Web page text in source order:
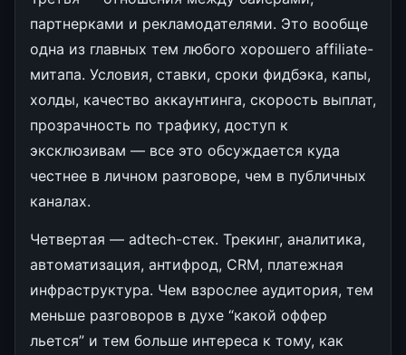
партнерками и рекламодателями. Это вообще
одна из главных тем любого хорошего affiliate-
митапа. Условия, ставки, сроки фидбэка, капы,
холды, качество аккаунтинга, скорость выплат,
прозрачность по трафику, доступ к
эксклюзивам — все это обсуждается куда
честнее в личном разговоре, чем в публичных
каналах.
Четвертая — adtech-стек. Трекинг, аналитика,
автоматизация, антифрод, CRM, платежная
инфраструктура. Чем взрослее аудитория, тем
меньше разговоров в духе “какой оффер
льется” и тем больше интереса к тому, как